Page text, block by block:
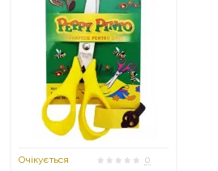
Очікується
0